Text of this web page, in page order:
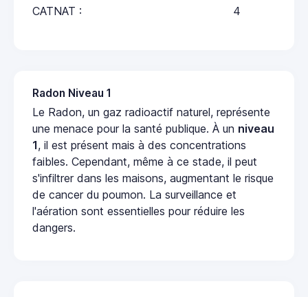
CATNAT : 4
Radon Niveau 1
Le Radon, un gaz radioactif naturel, représente
une menace pour la santé publique. À un niveau
1, il est présent mais à des concentrations
faibles. Cependant, même à ce stade, il peut
s'infiltrer dans les maisons, augmentant le risque
de cancer du poumon. La surveillance et
l'aération sont essentielles pour réduire les
dangers.